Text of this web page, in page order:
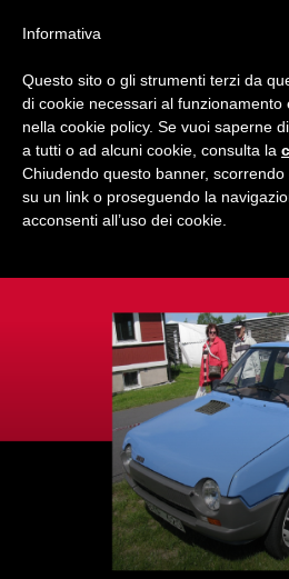
Home AC Milan News & calciomercato
NEWS & CALCIOMERCATO
Le notizie di calciomercato e non
Milan Night, la community dei
Informativa
Questo sito o gli strumenti terzi da
di cookie necessari al
nella cookie policy. Se vuoi saperne
a tutti o ad alcuni cookie, consulta la
Chiudendo questo banner,
su un link o proseguendo la
acconsenti all’uso dei cookie.